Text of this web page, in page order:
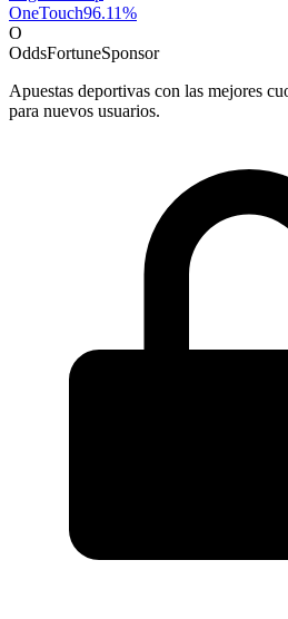
OneTouch96.11%
O
OddsFortuneSponsor
Apuestas deportivas con las mejores
para nuevos usuarios.